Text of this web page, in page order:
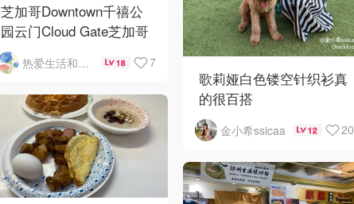
歌莉娅白色镂空针织衫真
的很百搭
金小希ssicaa 12 20
芝加哥Downtown千禧公
园云门Cloud Gate芝加哥
河街景❤️鳞次栉比的高楼
热爱生活和自由的轻舞飞扬 18 7